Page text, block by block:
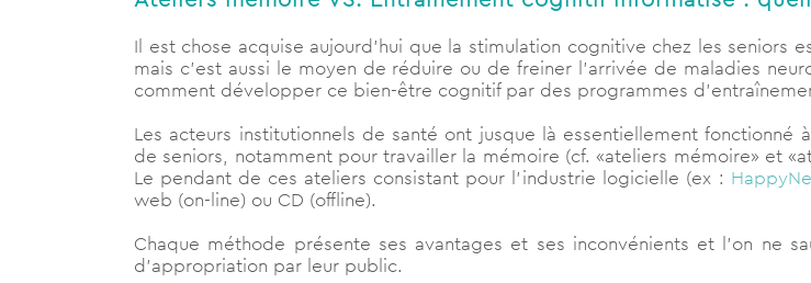
Il est chose acquise aujourd’hui que la stimulation cognitive chez les
mais c’est aussi le moyen de réduire ou de freiner l’arrivée de maladies
comment développer ce bien-être cognitif par des programmes
Les acteurs institutionnels de santé ont jusque là essentiellement
de seniors, notamment pour travailler la mémoire (cf. «ateliers mémoire» et
Le pendant de ces ateliers consistant pour l’industrie logicielle (ex :
web (on-line) ou CD (offline).
Chaque méthode présente ses avantages et ses inconvénients et l’on ne
d’appropriation par leur public.